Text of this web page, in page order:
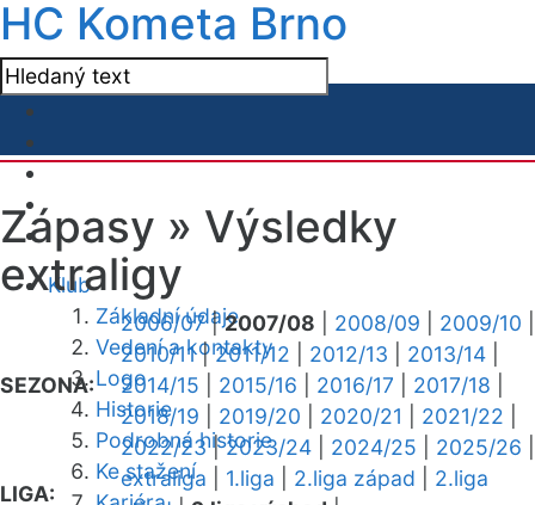
HC Kometa Brno
Klub
Základní údaje
Vedení a kontakty
Logo
Historie
Podrobná historie
Ke stažení
Zápasy » Výsledky
extraligy
SEZONA:
2006/07|2007/08 2008/09 2009/10
2010/11|2011/12 2012/13 2013/14
2014/15
2015/16 2016/17 2017/18
2018/19
2019/20 2020/21 2021/22
2022/23|2023/24 2024/25 2025/26
LIGA:
extraliga 1.liga 2.liga západ
2.liga